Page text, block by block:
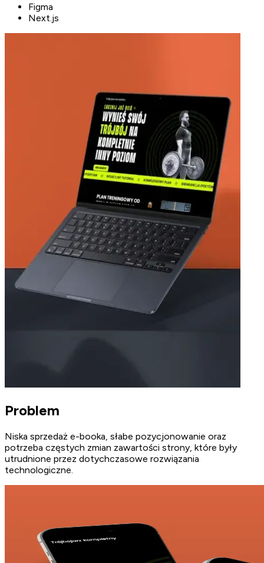
Figma
Next.js
Problem
Niska sprzedaż e-booka, słabe pozycjonowanie oraz
potrzeba częstych zmian zawartości strony, które były
utrudnione przez dotychczasowe rozwiązania
technologiczne.